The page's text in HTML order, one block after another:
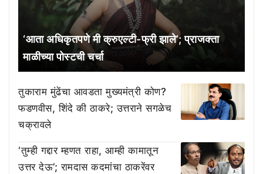
‘आता अधिकृतपणे मी क्रुएल्टी-फ्री झाले’; प्राजक्ता
माळीच्या पोस्टची चर्चा
तुकाराम मुंढेंचा आवडता मुख्यमंत्री कोण?
फडणवीस, शिंदे की ठाकरे; उत्तराने सगळेच
चक्रावले
‘तुम्ही गद्दार म्हणत राहा, आम्ही कामातून
उत्तर देऊ’; रामदास कदमांचा ठाकरेंवर